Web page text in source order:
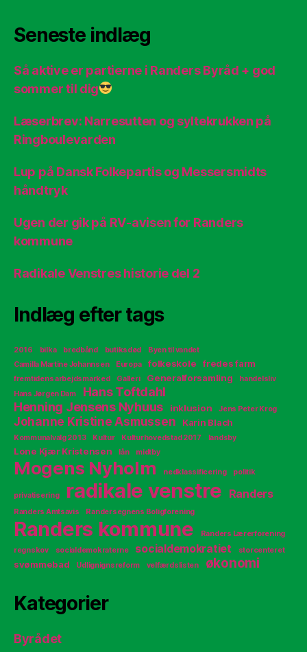
Seneste indlæg
Så aktive er partierne i Randers Byråd + god
sommer til dig
Læserbrev: Narresutten og syltekrukken på
Ringboulevarden
Lup på Dansk Folkepartis og Messersmidts
håndtryk
Ugen der gik på RV-avisen for Randers
kommune
Radikale Venstres historie del 2
Indlæg efter tags
2016 bilka bredbånd butiksdød
Byen til vandet
Camilla Martine Johannsen
Europa folkeskole fredes farm
fremtidens arbejdsmarked Galleri Generalforsamling
handelsliv
Hans Jørgen Dam
Hans Toftdahl
Henning Jensens Nyhuus
inklusion Jens Peter Krog
Johanne Kristine Asmussen Karin Blach
Kommunalvalg 2013 Kultur Kulturhovedstad 2017 landsby
Lone Kjær Kristensen lån midtby
Mogens Nyholm nedklassificering politik
privatisering radikale venstre Randers
Randers Amtsavis Randersegnens Boligforening
Randers kommune
Randers Lærerforening
regnskov
socialdemokraterne socialdemokratiet storcenteret
svømmebad Udlignignsreform velfærdslisten økonomi
Kategorier
Byrådet